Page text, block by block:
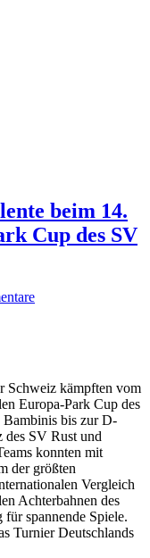
beim 14.
Cup des SV
Schweiz kämpften vom
Europa-Park Cup des
Bambinis bis zur D-
des SV Rust und
konnten mit
der größten
Vergleich
Achterbahnen des
spannende Spiele.
Turnier Deutschlands